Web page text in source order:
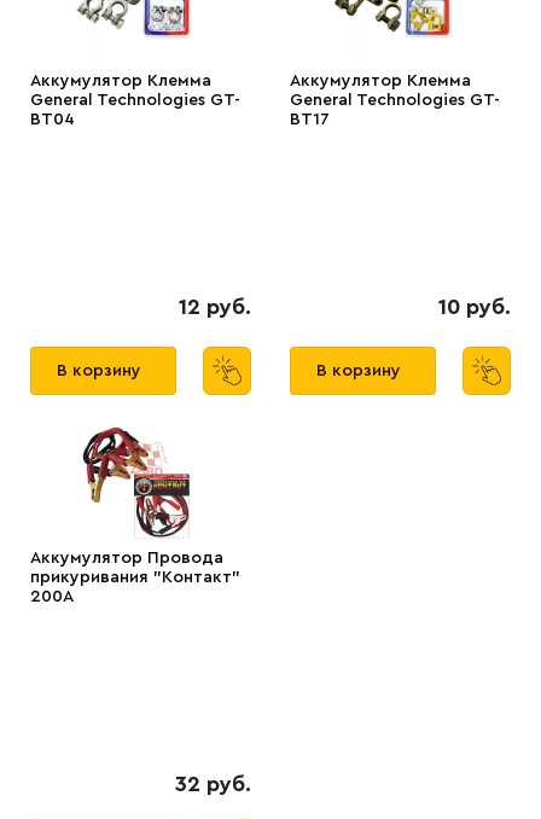
Аккумулятор Клемма
General Technologies GT-
BT04
12 руб.
В корзину
Аккумулятор Клемма
General Technologies GT-
BT17
10 руб.
В корзину
Аккумулятор Провода
прикуривания "Контакт"
200А
32 руб.